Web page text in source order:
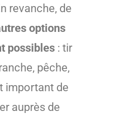
revanche, de
options
possibles : tir
pêche,
important de
auprès de